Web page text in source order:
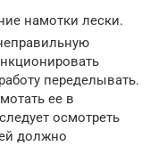
намотки лески.
переделывать.
ее в
осмотреть
должно